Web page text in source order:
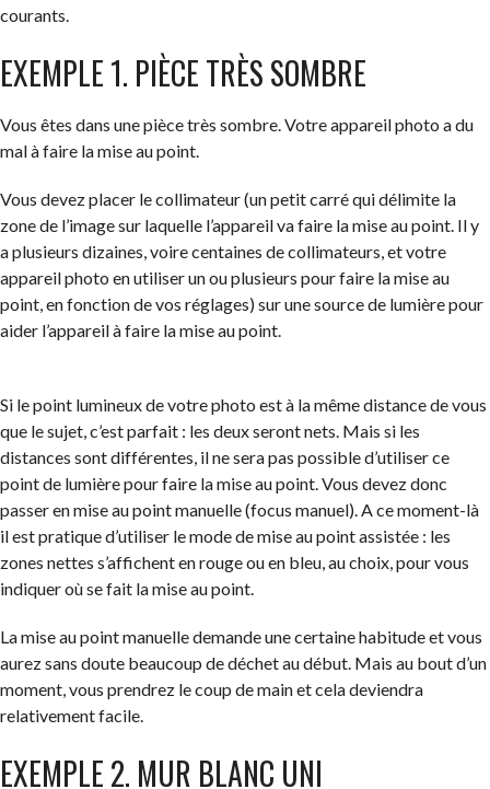
courants.
EXEMPLE 1. PIÈCE TRÈS SOMBRE
Vous êtes dans une pièce très sombre. Votre appareil photo a du
mal à faire la mise au point.
Vous devez placer le collimateur (un petit carré qui délimite la
zone de l’image sur laquelle l’appareil va faire la mise au point. Il y
a plusieurs dizaines, voire centaines de collimateurs, et votre
appareil photo en utiliser un ou plusieurs pour faire la mise au
point, en fonction de vos réglages) sur une source de lumière pour
aider l’appareil à faire la mise au point.
Si le point lumineux de votre photo est à la même distance de vous
que le sujet, c’est parfait : les deux seront nets. Mais si les
distances sont différentes, il ne sera pas possible d’utiliser ce
point de lumière pour faire la mise au point. Vous devez donc
passer en mise au point manuelle (focus manuel). A ce moment-là
il est pratique d’utiliser le mode de mise au point assistée : les
zones nettes s’affichent en rouge ou en bleu, au choix, pour vous
indiquer où se fait la mise au point.
La mise au point manuelle demande une certaine habitude et vous
aurez sans doute beaucoup de déchet au début. Mais au bout d’un
moment, vous prendrez le coup de main et cela deviendra
relativement facile.
EXEMPLE 2. MUR BLANC UNI